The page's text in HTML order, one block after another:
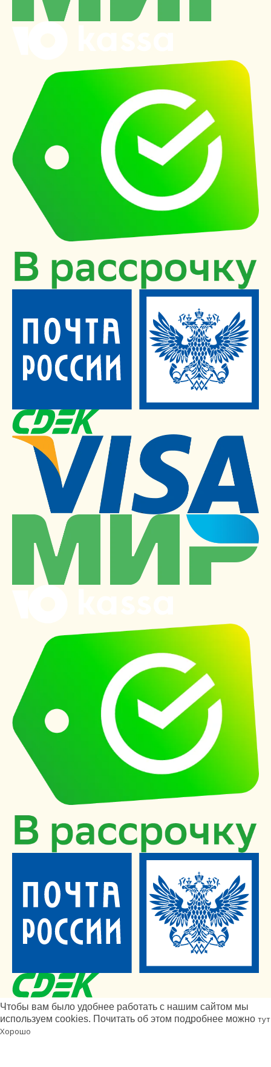
Чтобы вам было удобнее работать с нашим сайтом мы
используем cookies. Почитать об этом подробнее можно тут
Хорошо